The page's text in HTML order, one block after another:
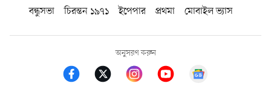
বন্ধুসভা
চিরন্তন ১৯৭১ ইপেপার প্রথমা মোবাইল ভ্যাস
অনুসরণ করুন